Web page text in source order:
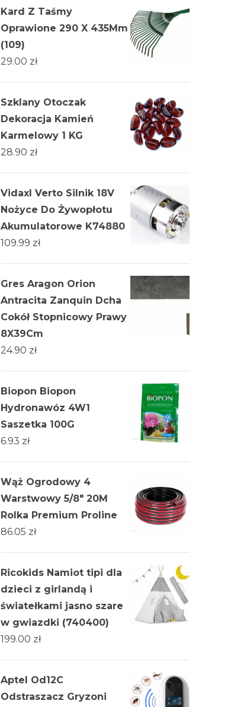
Kard Z Taśmy
Oprawione 290 X 435Mm
(109)
29.00 zł
Szklany Otoczak
Dekoracja Kamień
Karmelowy 1 KG
28.90 zł
Vidaxl Verto Silnik 18V
Nożyce Do Żywopłotu
Akumulatorowe K74880
109.99 zł
Gres Aragon Orion
Antracita Zanquin Dcha
Cokół Stopnicowy Prawy
8X39Cm
24.90 zł
Biopon Biopon
Hydronawóz 4W1
Saszetka 100G
6.93 zł
Wąż Ogrodowy 4
Warstwowy 5/8" 20M
Rolka Premium Proline
86.05 zł
Ricokids Namiot tipi dla
dzieci z girlandą i
światełkami jasno szare
w gwiazdki (740400)
199.00 zł
Aptel Od12C
Odstraszacz Gryzoni